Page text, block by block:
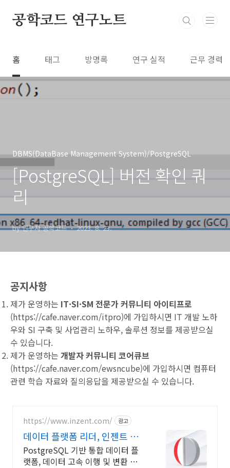
공학코드 연구노트
홈 태그 방명록 연구 실적 근무 경력
DBMS(DataBase Management System)/PostgreSQL
[PostgreSQL] 버전 확인 쿼
리
by 연구자 공학코드 2023. 8. 23.
공지사항
제가 운영하는 IT·SI·SM 전문가 커뮤니티 아이티프로
(https://cafe.naver.com/itpro)에 가입하시면 IT 개발 노하
우와 SI 구축 및 사업관리 노하우, 솔루션 정보를 제공받으실
수 있습니다.
제가 운영하는 개발자 커뮤니티 코어큐브
(https://cafe.naver.com/ewsncube)에 가입하시면 컴퓨터
관련 학습 자료와 질의응답을 제공받으실 수 있습니다.
https://www.inzent.com/ 광고
데이터 플랫폼 리더, 인젠트 필
수 기능 통합 제공
PostgreSQL 기반 통합 데이터 플
랫폼, 데이터 고속 이행 및 변환 솔루